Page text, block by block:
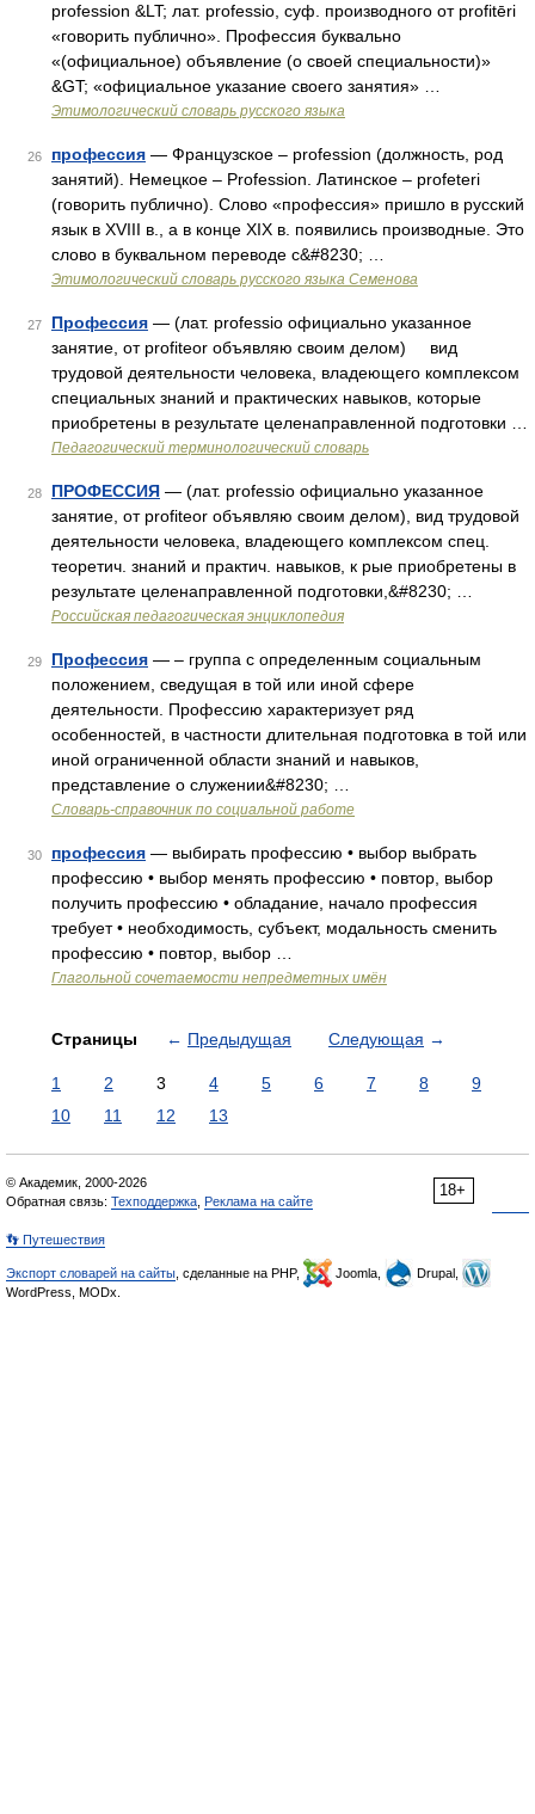
profession &LT; лат. professio, суф. производного от profitēri
«говорить публично». Профессия буквально
«(официальное) объявление (о своей специальности)»
&GT; «официальное указание своего занятия» …
Этимологический словарь русского языка
26 профессия — Французское – profession (должность, род
занятий). Немецкое – Profession. Латинское – profeteri
(говорить публично). Слово «профессия» пришло в русский
язык в XVIII в., а в конце XIX в. появились производные. Это
слово в буквальном переводе с&#8230; …
Этимологический словарь русского языка Семенова
27 Профессия — (лат. professio официально указанное
занятие, от рrofiteor объявляю своим делом) вид
трудовой деятельности человека, владеющего комплексом
специальных знаний и практических навыков, которые
приобретены в результате целенаправленной подготовки …
Педагогический терминологический словарь
28 ПРОФЕССИЯ — (лат. professio официально указанное
занятие, от profiteor объявляю своим делом), вид трудовой
деятельности человека, владеющего комплексом спец.
теоретич. знаний и практич. навыков, к рые приобретены в
результате целенаправленной подготовки,&#8230; …
Российская педагогическая энциклопедия
29 Профессия — – группа с определенным социальным
положением, сведущая в той или иной сфере
деятельности. Профессию характеризует ряд
особенностей, в частности длительная подготовка в той или
иной ограниченной области знаний и навыков,
представление о служении&#8230; …
Словарь-справочник по социальной работе
30 профессия — выбирать профессию • выбор выбрать
профессию • выбор менять профессию • повтор, выбор
получить профессию • обладание, начало профессия
требует • необходимость, субъект, модальность сменить
профессию • повтор, выбор …
Глагольной сочетаемости непредметных имён
Страницы ← Предыдущая Следующая →
1 2 3 4 5 6 7 8
9
10
11 12 13
18+
© Академик, 2000-2026
Обратная связь: Техподдержка Реклама на сайте
👣 Путешествия
Экспорт словарей на сайты , сделанные на PHP, Joomla,
Drupal,
WordPress, MODx.